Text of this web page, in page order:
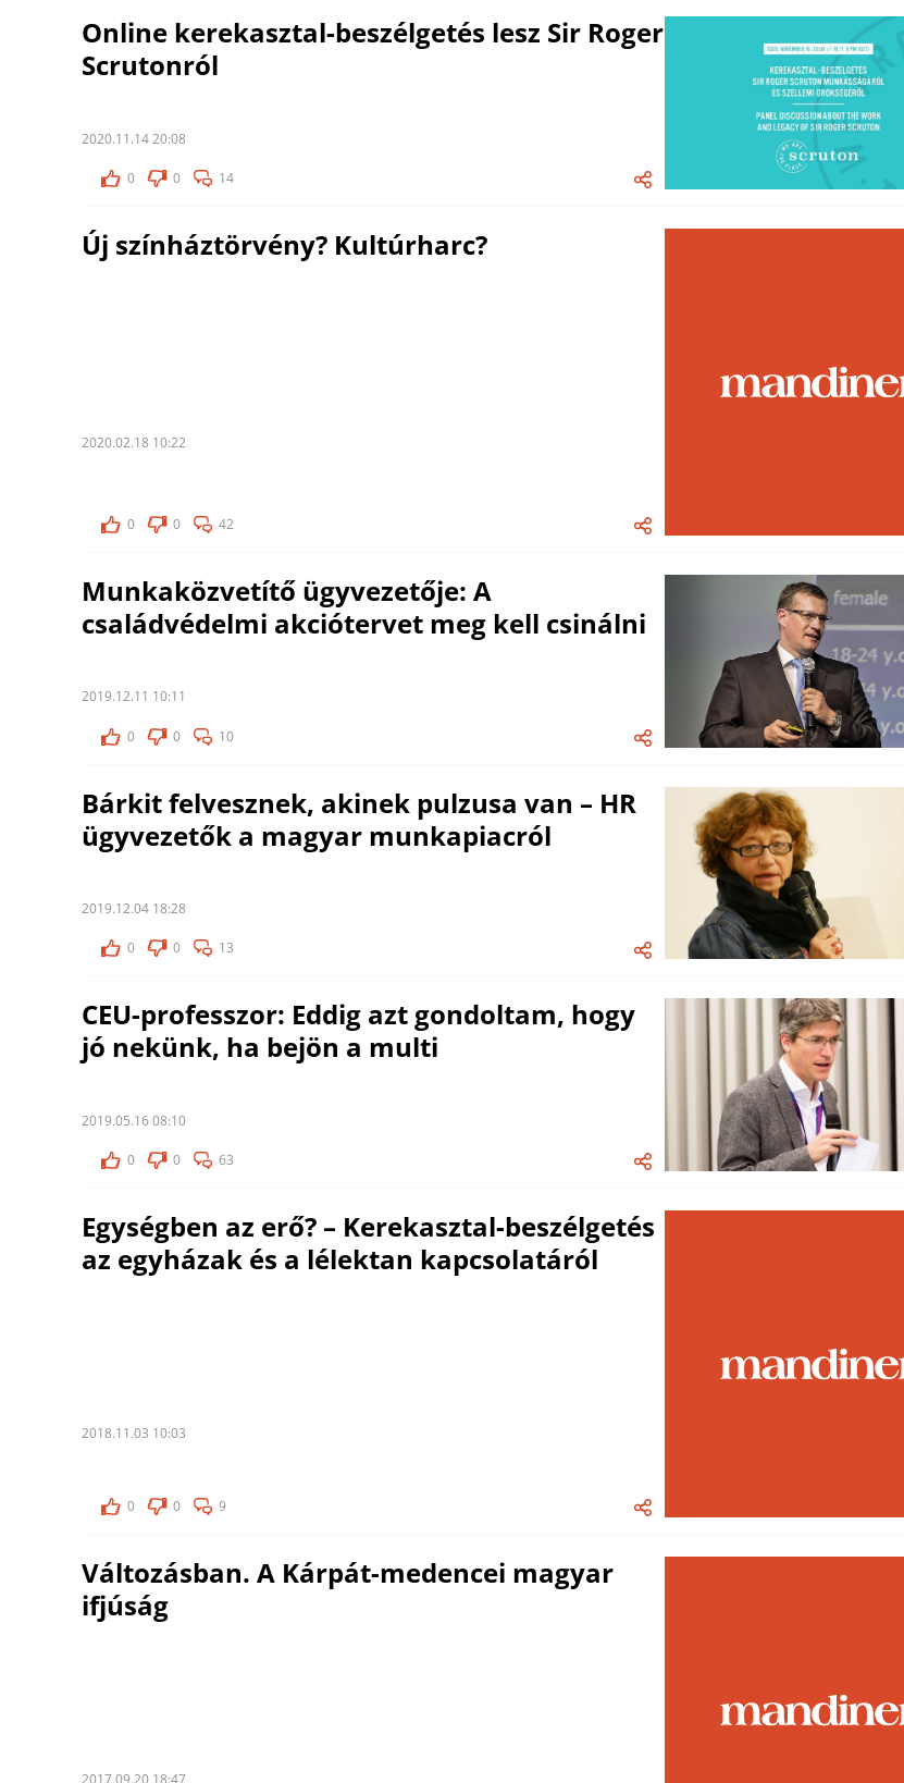
Online kerekasztal-beszélgetés lesz Sir Roger
Scrutonról
2020.11.14 20:08
0 0 14
Új színháztörvény? Kultúrharc?
2020.02.18 10:22
0 0 42
Munkaközvetítő ügyvezetője: A
családvédelmi akciótervet meg kell csinálni
2019.12.11 10:11
0 0 10
Bárkit felvesznek, akinek pulzusa van – HR
ügyvezetők a magyar munkapiacról
2019.12.04 18:28
0 0 13
CEU-professzor: Eddig azt gondoltam, hogy
jó nekünk, ha bejön a multi
2019.05.16 08:10
0 0 63
Egységben az erő? – Kerekasztal-beszélgetés
az egyházak és a lélektan kapcsolatáról
2018.11.03 10:03
0 0 9
Változásban. A Kárpát-medencei magyar
ifjúság
2017.09.20 18:47